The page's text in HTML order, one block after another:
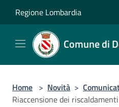
Regione Lombardia
Comune di
Home > Novità >
Riaccensione dei